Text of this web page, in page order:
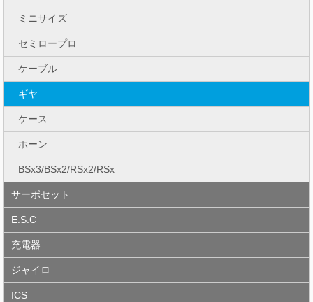
ミニサイズ
セミロープロ
ケーブル
ギヤ
ケース
ホーン
BSx3/BSx2/RSx2/RSx
サーボセット
E.S.C
充電器
ジャイロ
ICS